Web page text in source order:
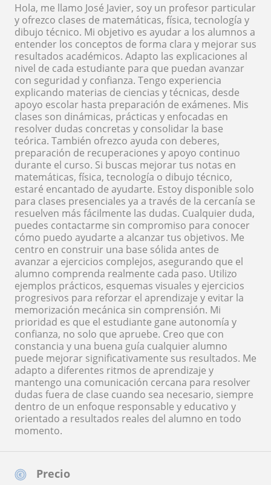
Precio
Hola, me llamo José Javier, soy un profesor particular
y ofrezco clases de matemáticas, física, tecnología y
dibujo técnico. Mi objetivo es ayudar a los alumnos a
entender los conceptos de forma clara y mejorar sus
resultados académicos. Adapto las explicaciones al
nivel de cada estudiante para que puedan avanzar
con seguridad y confianza. Tengo experiencia
explicando materias de ciencias y técnicas, desde
apoyo escolar hasta preparación de exámenes. Mis
clases son dinámicas, prácticas y enfocadas en
resolver dudas concretas y consolidar la base
teórica. También ofrezco ayuda con deberes,
preparación de recuperaciones y apoyo continuo
durante el curso. Si buscas mejorar tus notas en
matemáticas, física, tecnología o dibujo técnico,
estaré encantado de ayudarte. Estoy disponible solo
para clases presenciales ya a través de la cercanía se
resuelven más fácilmente las dudas. Cualquier duda,
puedes contactarme sin compromiso para conocer
cómo puedo ayudarte a alcanzar tus objetivos. Me
centro en construir una base sólida antes de
avanzar a ejercicios complejos, asegurando que el
alumno comprenda realmente cada paso. Utilizo
ejemplos prácticos, esquemas visuales y ejercicios
progresivos para reforzar el aprendizaje y evitar la
memorización mecánica sin comprensión. Mi
prioridad es que el estudiante gane autonomía y
confianza, no solo que apruebe. Creo que con
constancia y una buena guía cualquier alumno
puede mejorar significativamente sus resultados. Me
adapto a diferentes ritmos de aprendizaje y
mantengo una comunicación cercana para resolver
dudas fuera de clase cuando sea necesario, siempre
dentro de un enfoque responsable y educativo y
orientado a resultados reales del alumno en todo
momento.